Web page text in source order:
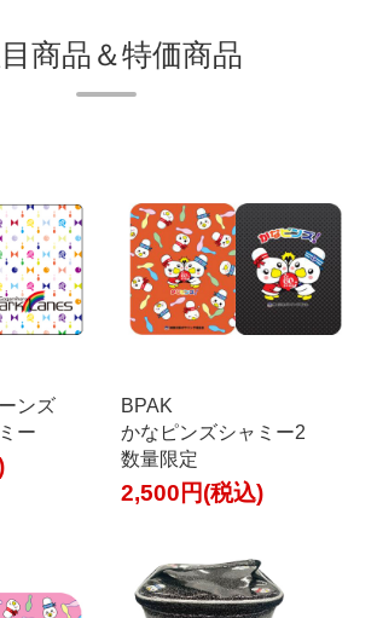
商品＆特価商品
ンズ
ー
BPAK
かなピンズシャミー2
数量限定
2,500円(税込)